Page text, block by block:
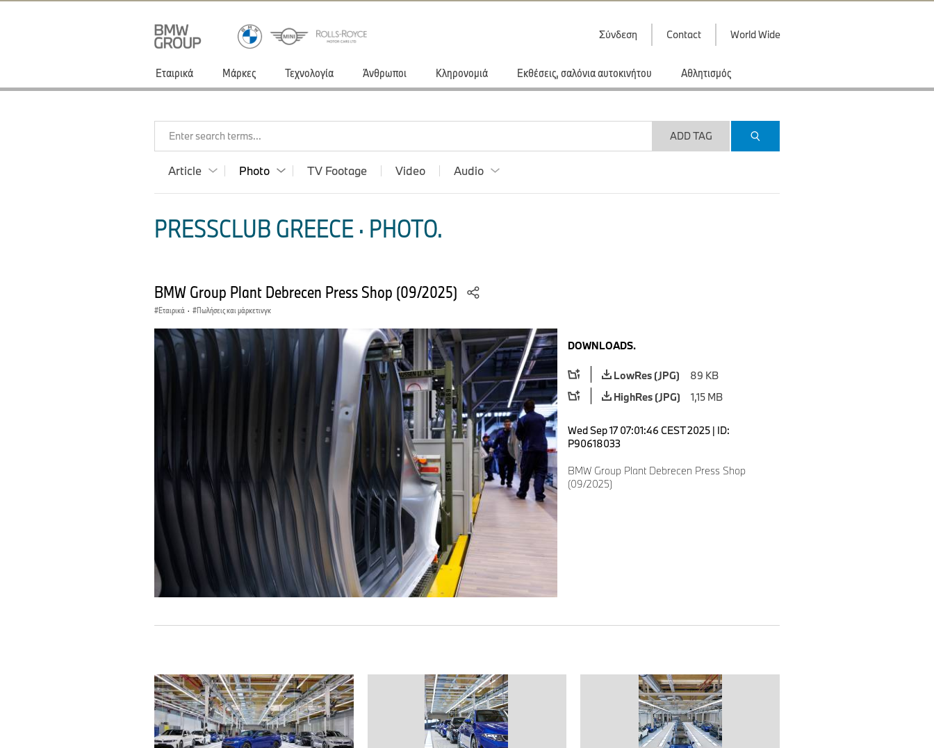
Σύνδεση Contact World Wide
Εταιρικά Μάρκες Τεχνολογία Άνθρωποι Κληρονομιά Εκθέσεις, σαλόνια αυτοκινήτου Αθλητισμός
Enter search terms... ADD TAG
Article Photo TV Footage Video Audio
PRESSCLUB GREECE · PHOTO.
BMW Group Plant Debrecen Press Shop (09/2025)
Εταιρικά · Πωλήσεις και μάρκετινγκ
DOWNLOADS.
LowRes (JPG)
89 KB
HighRes (JPG)
1,15 MB
Wed Sep 17 07:01:46 CEST 2025 | ID:
P90618033
BMW Group Plant Debrecen Press Shop
(09/2025)